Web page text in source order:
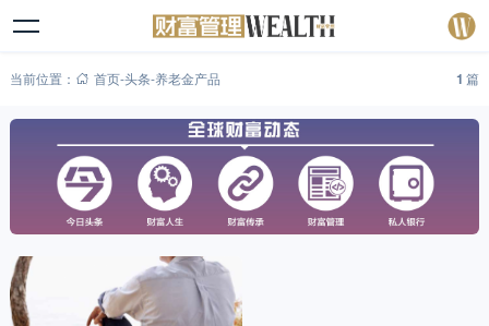
当前位置： 首页-头条-养老金产品 1 篇